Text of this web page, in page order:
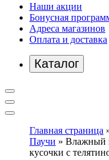
Наши акции
Бонусная
Адреса магазинов
Оплата и доставка
Каталог
Главная страница
Паучи » Влажный
кусочки с